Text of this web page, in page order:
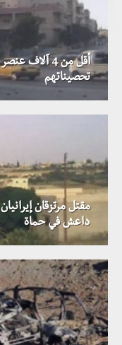
أقل من 4
تحصيناتهم
مقتل مرتزقان
داعش في حماة